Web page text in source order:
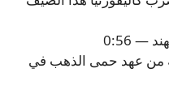
— 0:56
من عهد حمى الذهب في